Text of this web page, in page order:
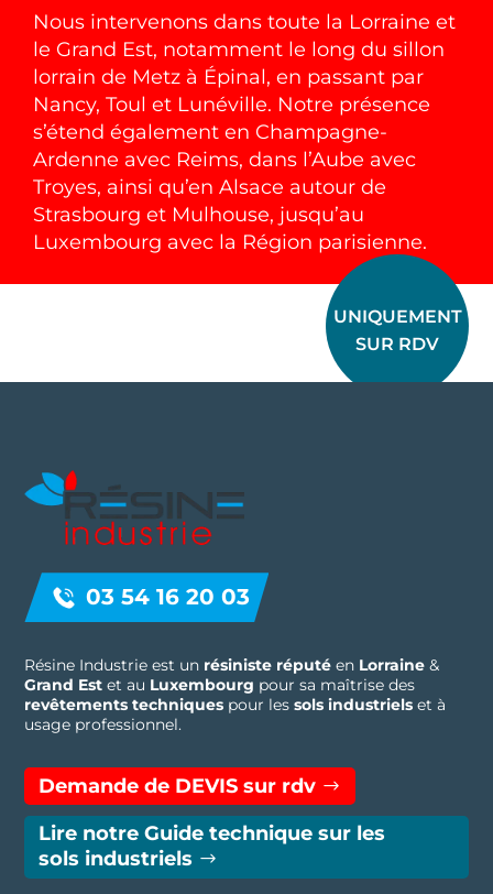
Nous intervenons dans toute la Lorraine et
le Grand Est, notamment le long du sillon
lorrain de Metz à Épinal, en passant par
Nancy, Toul et Lunéville. Notre présence
s’étend également en Champagne-
Ardenne avec Reims, dans l’Aube avec
Troyes, ainsi qu’en Alsace autour de
Strasbourg et Mulhouse, jusqu’au
Luxembourg avec la Région parisienne.
UNIQUEMENT
SUR RDV
03 54 16 20 03
Résine Industrie est un résiniste réputé en Lorraine &
Grand Est et au Luxembourg pour sa maîtrise des
revêtements techniques pour lessols industriels et à
usage professionnel.
Demande de DEVIS sur rdv
Lire notre Guide technique sur les
sols industriels